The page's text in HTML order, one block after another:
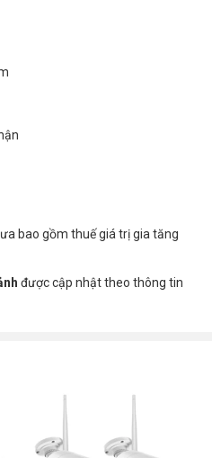
bao gồm thuế giá trị gia tăng
được cập nhật theo thông tin